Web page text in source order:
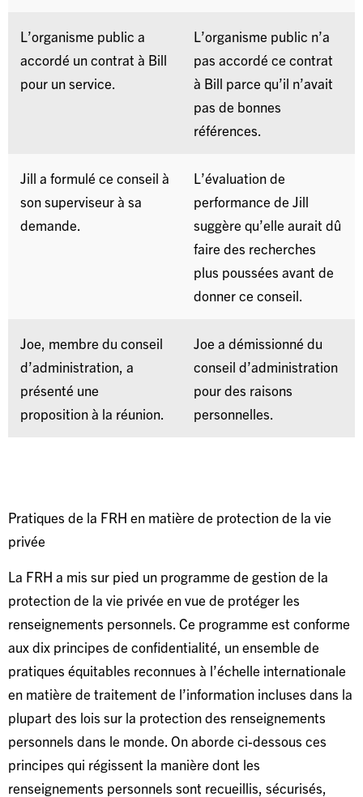
L’organisme public a
accordé un contrat à Bill
pour un service.
L’organisme public n’a
pas accordé ce contrat
à Bill parce qu’il n’avait
pas de bonnes
références.
Jill a formulé ce conseil à
son superviseur à sa
demande.
L’évaluation de
performance de Jill
suggère qu’elle aurait dû
faire des recherches
plus poussées avant de
donner ce conseil.
Joe, membre du conseil
d’administration, a
présenté une
proposition à la réunion.
Joe a démissionné du
conseil d’administration
pour des raisons
personnelles.
Pratiques de la FRH en matière de protection de la vie
privée
La FRH a mis sur pied un programme de gestion de la
protection de la vie privée en vue de protéger les
renseignements personnels. Ce programme est conforme
aux dix principes de confidentialité, un ensemble de
pratiques équitables reconnues à l’échelle internationale
en matière de traitement de l’information incluses dans la
plupart des lois sur la protection des renseignements
personnels dans le monde. On aborde ci-dessous ces
principes qui régissent la manière dont les
renseignements personnels sont recueillis, sécurisés,